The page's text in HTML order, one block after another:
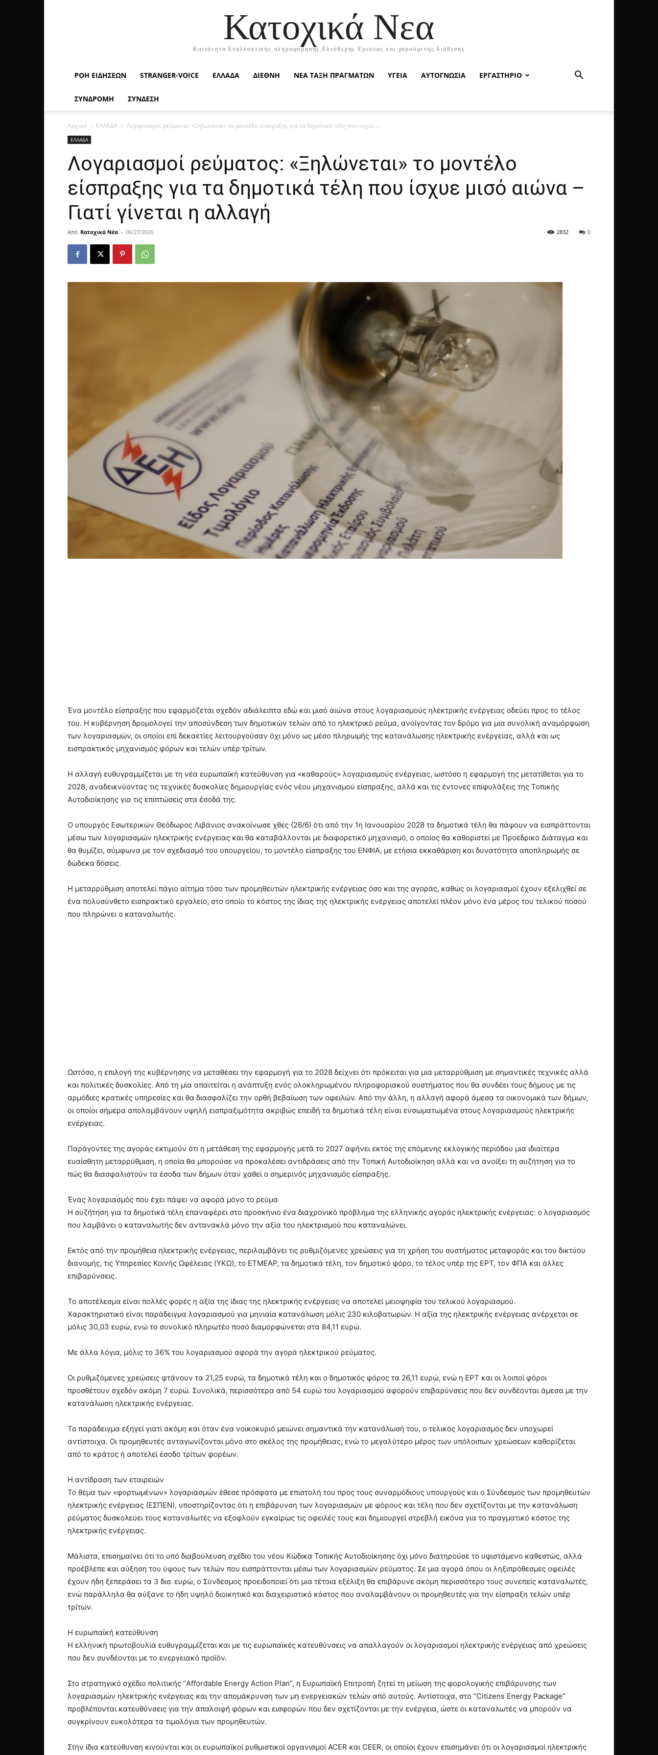
Κατοχικά Νεα
Κοινότητα Εναλλακτικής πληροφόρησης,Ελεύθερης Ερευνας και χαρούμενης διάθεσης
ΡΟΉ ΕΙΔΉΣΕΩΝ STRANGER-VOICE ΕΛΛΑΔΑ ΔΙΕΘΝΗ ΝΕΑ ΤΑΞΗ ΠΡΑΓΜΑΤΩΝ ΥΓΕΙΑ ΑΥΤΟΓΝΩΣΙΑ ΕΡΓΑΣΤΗΡΙΟ
ΣΥΝΔΡΟΜΗ ΣΥΝΔΕΣΗ
Αρχική ΕΛΛΑΔΑ Λογαριασμοί ρεύματος: «Ξηλώνεται» το μοντέλο είσπραξης για τα δημοτικά τέλη που ίσχυε...
ΕΛΛΑΔΑ
Λογαριασμοί ρεύματος: «Ξηλώνεται» το μοντέλο
είσπραξης για τα δημοτικά τέλη που ίσχυε μισό αιώνα –
Γιατί γίνεται η αλλαγή
Από Κατοχικά Νέα - 06/27/2026 0
2832
Ένα μοντέλο είσπραξης που εφαρμόζεται σχεδόν αδιάλειπτα εδώ και μισό αιώνα στους λογαριασμούς ηλεκτρικής ενέργειας οδεύει προς το τέλος
του. Η κυβέρνηση δρομολογεί την αποσύνδεση των δημοτικών τελών από το ηλεκτρικό ρεύμα, ανοίγοντας τον δρόμο για μια συνολική αναμόρφωση
των λογαριασμών, οι οποίοι επί δεκαετίες λειτουργούσαν όχι μόνο ως μέσο πληρωμής της κατανάλωσης ηλεκτρικής ενέργειας, αλλά και ως
εισπρακτικός μηχανισμός φόρων και τελών υπέρ τρίτων.
Η αλλαγή ευθυγραμμίζεται με τη νέα ευρωπαϊκή κατεύθυνση για «καθαρούς» λογαριασμούς ενέργειας, ωστόσο η εφαρμογή της μετατίθεται για το
2028, αναδεικνύοντας τις τεχνικές δυσκολίες δημιουργίας ενός νέου μηχανισμού είσπραξης, αλλά και τις έντονες επιφυλάξεις της Τοπικής
Αυτοδιοίκησης για τις επιπτώσεις στα έσοδά της.
Ο υπουργός Εσωτερικών Θεόδωρος Λιβάνιος ανακοίνωσε χθες (26/6) ότι από την 1η Ιανουαρίου 2028 τα δημοτικά τέλη θα πάψουν να εισπράττονται
μέσω των λογαριασμών ηλεκτρικής ενέργειας και θα καταβάλλονται με διαφορετικό μηχανισμό, ο οποίος θα καθοριστεί με Προεδρικό Διάταγμα και
θα θυμίζει, σύμφωνα με τον σχεδιασμό του υπουργείου, το μοντέλο είσπραξης του ΕΝΦΙΑ, με ετήσια εκκαθάριση και δυνατότητα αποπληρωμής σε
δώδεκα δόσεις.
Η μεταρρύθμιση αποτελεί πάγιο αίτημα τόσο των προμηθευτών ηλεκτρικής ενέργειας όσο και της αγοράς, καθώς οι λογαριασμοί έχουν εξελιχθεί σε
ένα πολυσύνθετο εισπρακτικό εργαλείο, στο οποίο το κόστος της ίδιας της ηλεκτρικής ενέργειας αποτελεί πλέον μόνο ένα μέρος του τελικού ποσού
που πληρώνει ο καταναλωτής.
Ωστόσο, η επιλογή της κυβέρνησης να μεταθέσει την εφαρμογή για το 2028 δείχνει ότι πρόκειται για μια μεταρρύθμιση με σημαντικές τεχνικές αλλά
και πολιτικές δυσκολίες. Από τη μία απαιτείται η ανάπτυξη ενός ολοκληρωμένου πληροφοριακού συστήματος που θα συνδέει τους δήμους με τις
αρμόδιες κρατικές υπηρεσίες και θα διασφαλίζει την ορθή βεβαίωση των οφειλών. Από την άλλη, η αλλαγή αφορά άμεσα τα οικονομικά των δήμων,
οι οποίοι σήμερα απολαμβάνουν υψηλή εισπραξιμότητα ακριβώς επειδή τα δημοτικά τέλη είναι ενσωματωμένα στους λογαριασμούς ηλεκτρικής
ενέργειας.
Παράγοντες της αγοράς εκτιμούν ότι η μετάθεση της εφαρμογής μετά το 2027 αφήνει εκτός της επόμενης εκλογικής περιόδου μια ιδιαίτερα
ευαίσθητη μεταρρύθμιση, η οποία θα μπορούσε να προκαλέσει αντιδράσεις από την Τοπική Αυτοδιοίκηση αλλά και να ανοίξει τη συζήτηση για το
πώς θα διασφαλιστούν τα έσοδα των δήμων όταν χαθεί ο σημερινός μηχανισμός είσπραξης.
Ένας λογαριασμός που έχει πάψει να αφορά μόνο το ρεύμα
Η συζήτηση για τα δημοτικά τέλη επαναφέρει στο προσκήνιο ένα διαχρονικό πρόβλημα της ελληνικής αγοράς ηλεκτρικής ενέργειας: ο λογαριασμός
που λαμβάνει ο καταναλωτής δεν αντανακλά μόνο την αξία του ηλεκτρισμού που καταναλώνει.
Εκτός από την προμήθεια ηλεκτρικής ενέργειας, περιλαμβάνει τις ρυθμιζόμενες χρεώσεις για τη χρήση του συστήματος μεταφοράς και του δικτύου
διανομής, τις Υπηρεσίες Κοινής Ωφέλειας (ΥΚΩ), το ΕΤΜΕΑΡ, τα δημοτικά τέλη, τον δημοτικό φόρο, το τέλος υπέρ της ΕΡΤ, τον ΦΠΑ και άλλες
επιβαρύνσεις.
Το αποτέλεσμα είναι πολλές φορές η αξία της ίδιας της ηλεκτρικής ενέργειας να αποτελεί μειοψηφία του τελικού λογαριασμού.
Χαρακτηριστικό είναι παράδειγμα λογαριασμού για μηνιαία κατανάλωση μόλις 230 κιλοβατωρών. Η αξία της ηλεκτρικής ενέργειας ανέρχεται σε
μόλις 30,03 ευρώ, ενώ το συνολικό πληρωτέο ποσό διαμορφώνεται στα 84,11 ευρώ.
Με άλλα λόγια, μόλις το 36% του λογαριασμού αφορά την αγορά ηλεκτρικού ρεύματος.
Οι ρυθμιζόμενες χρεώσεις φτάνουν τα 21,25 ευρώ, τα δημοτικά τέλη και ο δημοτικός φόρος τα 26,11 ευρώ, ενώ η ΕΡΤ και οι λοιποί φόροι
προσθέτουν σχεδόν ακόμη 7 ευρώ. Συνολικά, περισσότερα από 54 ευρώ του λογαριασμού αφορούν επιβαρύνσεις που δεν συνδέονται άμεσα με την
κατανάλωση ηλεκτρικής ενέργειας.
Το παράδειγμα εξηγεί γιατί ακόμη και όταν ένα νοικοκυριό μειώνει σημαντικά την κατανάλωσή του, ο τελικός λογαριασμός δεν υποχωρεί
αντίστοιχα. Οι προμηθευτές ανταγωνίζονται μόνο στο σκέλος της προμήθειας, ενώ το μεγαλύτερο μέρος των υπόλοιπων χρεώσεων καθορίζεται
από το κράτος ή αποτελεί έσοδο τρίτων φορέων.
Η αντίδραση των εταιρειών
Το θέμα των «φορτωμένων» λογαριασμών έθεσε πρόσφατα με επιστολή του προς τους συναρμόδιους υπουργούς και ο Σύνδεσμος των προμηθευτών
ηλεκτρικής ενέργειας (ΕΣΠΕΝ), υποστηρίζοντας ότι η επιβάρυνση των λογαριασμών με φόρους και τέλη που δεν σχετίζονται με την κατανάλωση
ρεύματος δυσκολεύει τους καταναλωτές να εξοφλούν εγκαίρως τις οφειλές τους και δημιουργεί στρεβλή εικόνα για το πραγματικό κόστος της
ηλεκτρικής ενέργειας.
Μάλιστα, επισημαίνει ότι το υπό διαβούλευση σχέδιο του νέου Κώδικα Τοπικής Αυτοδιοίκησης όχι μόνο διατηρούσε το υφιστάμενο καθεστώς, αλλά
προέβλεπε και αύξηση του ύψους των τελών που εισπράττονται μέσω των λογαριασμών ρεύματος. Σε μια αγορά όπου οι ληξιπρόθεσμες οφειλές
έχουν ήδη ξεπεράσει τα 3 δισ. ευρώ, ο Σύνδεσμος προειδοποιεί ότι μια τέτοια εξέλιξη θα επιβάρυνε ακόμη περισσότερο τους συνεπείς καταναλωτές,
ενώ παράλληλα θα αύξανε το ήδη υψηλό διοικητικό και διαχειριστικό κόστος που αναλαμβάνουν οι προμηθευτές για την είσπραξη τελών υπέρ
τρίτων.
Η ευρωπαϊκή κατεύθυνση
Η ελληνική πρωτοβουλία ευθυγραμμίζεται και με τις ευρωπαϊκές κατευθύνσεις να απαλλαγούν οι λογαριασμοί ηλεκτρικής ενέργειας από χρεώσεις
που δεν συνδέονται με το ενεργειακό προϊόν.
Στο στρατηγικό σχέδιο πολιτικής “Affordable Energy Action Plan”, η Ευρωπαϊκή Επιτροπή ζητεί τη μείωση της φορολογικής επιβάρυνσης των
λογαριασμών ηλεκτρικής ενέργειας και την απομάκρυνση των μη ενεργειακών τελών από αυτούς. Αντίστοιχα, στο “Citizens Energy Package”
προβλέπονται κατευθύνσεις για την απαλοιφή φόρων και εισφορών που δεν σχετίζονται με την ενέργεια, ώστε οι καταναλωτές να μπορούν να
συγκρίνουν ευκολότερα τα τιμολόγια των προμηθευτών.
Στην ίδια κατεύθυνση κινούνται και οι ευρωπαϊκοί ρυθμιστικοί οργανισμοί ACER και CEER, οι οποίοι έχουν επισημάνει ότι οι λογαριασμοί ηλεκτρικής